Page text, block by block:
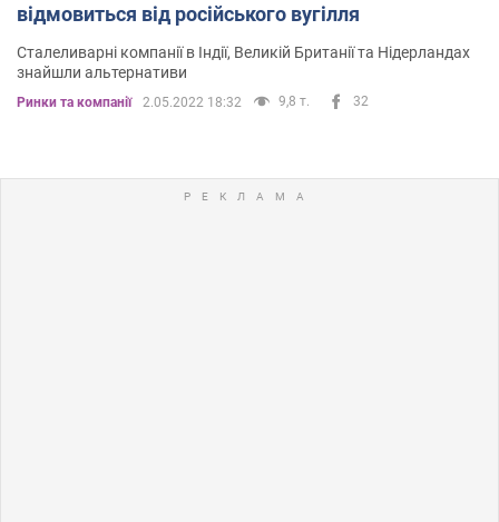
відмовиться від російського вугілля
Сталеливарні компанії в Індії, Великій Британії та Нідерландах
знайшли альтернативи
Ринки та компанії 2.05.2022 18:32 9,8 т. 32